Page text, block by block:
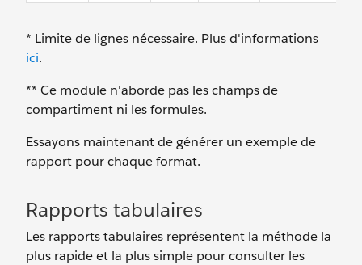
* Limite de lignes nécessaire. Plus d'informations
ici.
** Ce module n'aborde pas les champs de
compartiment ni les formules.
Essayons maintenant de générer un exemple de
rapport pour chaque format.
Rapports tabulaires
Les rapports tabulaires représentent la méthode la
plus rapide et la plus simple pour consulter les